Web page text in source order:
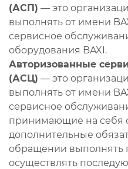
(АСП) — это
выполнять от имени
сервисное
оборудования BAXI.
Авторизованные
(АСЦ) — это
выполнять от имени
сервисное
принимающие на себя
дополнительные
обращении выполнять
осуществлять